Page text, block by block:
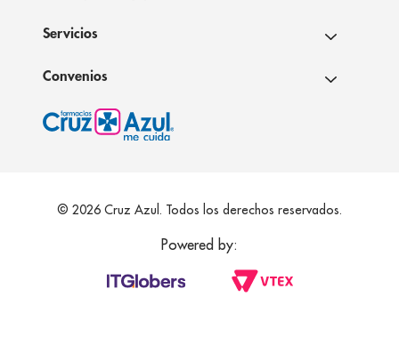
Servicios
Convenios
© 2026 Cruz Azul. Todos los derechos reservados.
Powered by: